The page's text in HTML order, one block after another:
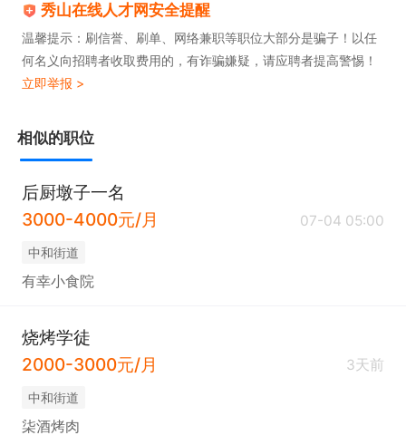
理要求。
4. 熟悉基本食材处理与烹饪流程，能快速掌握煮蛙制
作工艺。
业水平。
6. 有较强的服务意识，能够适应快节奏工作环境。
秀山在线人才网安全提醒
温馨提示：刷信誉、刷单、网络兼职等职位大部分是骗子！以任
何名义向招聘者收取费用的，有诈骗嫌疑，请应聘者提高警惕！
立即举报 >
相似的职位
后厨墩子一名
3000-4000元/月
07-04 05:00
中和街道
有幸小食院
烧烤学徒
2000-3000元/月
3天前
中和街道
柒酒烤肉